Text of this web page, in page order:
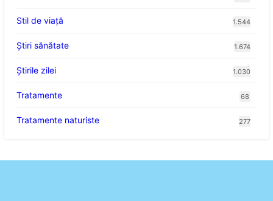
Stil de viaţă 1.544
Ştiri sănătate 1.674
Știrile zilei 1.030
Tratamente 68
Tratamente naturiste 277